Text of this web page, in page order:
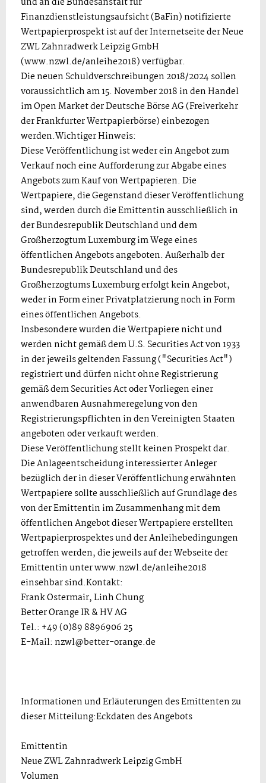
Finanzdienstleistungsaufsicht (BaFin) notifizierte
Wertpapierprospekt ist auf der Internetseite der Neue
ZWL Zahnradwerk Leipzig GmbH
(www.nzwl.de/anleihe2018) verfügbar.
Die neuen Schuldverschreibungen 2018/2024 sollen
voraussichtlich am 15. November 2018 in den Handel
im Open Market der Deutsche Börse AG (Freiverkehr
der Frankfurter Wertpapierbörse) einbezogen
werden.Wichtiger Hinweis:
Diese Veröffentlichung ist weder ein Angebot zum
Verkauf noch eine Aufforderung zur Abgabe eines
Angebots zum Kauf von Wertpapieren. Die
Wertpapiere, die Gegenstand dieser Veröffentlichung
sind, werden durch die Emittentin ausschließlich in
der Bundesrepublik Deutschland und dem
Großherzogtum Luxemburg im Wege eines
öffentlichen Angebots angeboten. Außerhalb der
Bundesrepublik Deutschland und des
Großherzogtums Luxemburg erfolgt kein Angebot,
weder in Form einer Privatplatzierung noch in Form
eines öffentlichen Angebots.
Insbesondere wurden die Wertpapiere nicht und
werden nicht gemäß dem U.S. Securities Act von 1933
in der jeweils geltenden Fassung ("Securities Act")
registriert und dürfen nicht ohne Registrierung
gemäß dem Securities Act oder Vorliegen einer
anwendbaren Ausnahmeregelung von den
Registrierungspflichten in den Vereinigten Staaten
angeboten oder verkauft werden.
Diese Veröffentlichung stellt keinen Prospekt dar.
Die Anlageentscheidung interessierter Anleger
bezüglich der in dieser Veröffentlichung erwähnten
Wertpapiere sollte ausschließlich auf Grundlage des
von der Emittentin im Zusammenhang mit dem
öffentlichen Angebot dieser Wertpapiere erstellten
Wertpapierprospektes und der Anleihebedingungen
getroffen werden, die jeweils auf der Webseite der
Emittentin unter www.nzwl.de/anleihe2018
einsehbar sind.Kontakt:
Frank Ostermair, Linh Chung
Better Orange IR & HV AG
Tel.: +49 (0)89 8896906 25
E-Mail: nzwl@better-orange.de
Informationen und Erläuterungen des Emittenten zu
dieser Mitteilung:Eckdaten des Angebots
Emittentin
Neue ZWL Zahnradwerk Leipzig GmbH
Volumen